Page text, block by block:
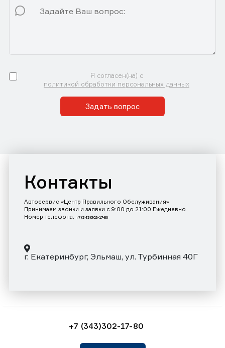
Я согласен(на) с
политикой обработки персональных данных
Задать вопрос
Контакты
Автосервис «Центр Правильного Обслуживания»
Принимаем звонки и заявки с 9:00 до 21:00 Ежедневно
Номер телефона: +7 (343)302-17-80
г. Екатеринбург, Эльмаш, ул. Турбинная 40Г
+7 (343)302-17-80